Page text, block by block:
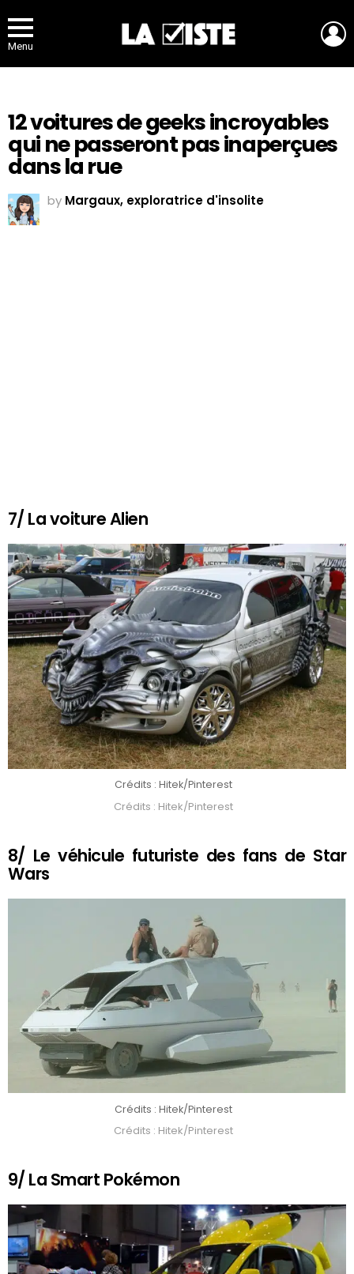
Menu
12 voitures de geeks incroyables
qui ne passeront pas inaperçues
dans la rue
by Margaux, exploratrice d'insolite
7/ La voiture Alien
Crédits : Hitek/Pinterest
Crédits : Hitek/Pinterest
8/ Le véhicule futuriste des fans de Star
Wars
Crédits : Hitek/Pinterest
Crédits : Hitek/Pinterest
9/ La Smart Pokémon